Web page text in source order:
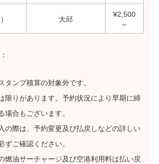
大邱
¥2,500
～
タンプ積算の対象外です。
限りがあります。予約状況により早期に締
場合もございます。
の際は、予約変更及び払戻しなどの詳しい
ずご確認ください。
燃油サーチャージ及び空港利用料は払い戻